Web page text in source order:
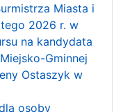
Miasta i
2026 r. w
na kandydata
Gminnej
Ostaszyk w
osoby